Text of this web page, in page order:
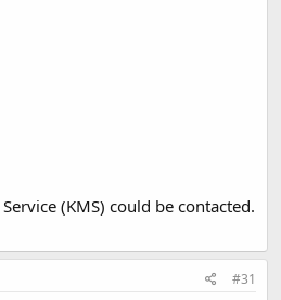
(KMS) could be contacted.
#31